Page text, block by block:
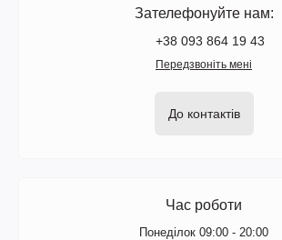
Зателефонуйте нам:
+38 093 864 19 43
Передзвоніть мені
До контактів
Час роботи
Понеділок 09:00 - 20:00